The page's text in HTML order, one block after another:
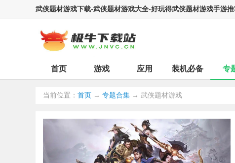
武侠题材游戏下载-武侠题材游戏大全-好玩得武侠题材游戏手游
首页 游戏 应用 装机必备 专
当前位置： 首页 → 专题合集 → 武侠题材游戏